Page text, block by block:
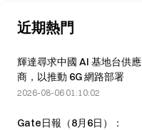
近期熱門
輝達尋求中國 AI 基地台供應
商，以推動 6G 網路部署
2026-08-06 01:10:02
Gate日報（8月6日）：